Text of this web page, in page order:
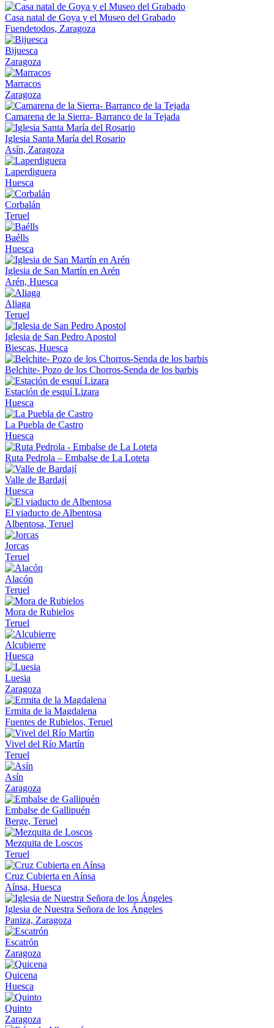
Casa natal de Goya y el Museo del Grabado
Fuendetodos, Zaragoza
Bijuesca
Zaragoza
Marracos
Zaragoza
Camarena de la Sierra- Barranco de la Tejada
Iglesia Santa María del Rosario
Asín, Zaragoza
Laperdiguera
Huesca
Corbalán
Teruel
Baélls
Huesca
Iglesia de San Martín en Arén
Arén, Huesca
Aliaga
Teruel
Iglesia de San Pedro Apostol
Biescas, Huesca
Belchite- Pozo de los Chorros-Senda de los barbis
Estación de esquí Lizara
Huesca
La Puebla de Castro
Huesca
Ruta Pedrola – Embalse de La Loteta
Valle de Bardají
Huesca
El viaducto de Albentosa
Albentosa, Teruel
Jorcas
Teruel
Alacón
Teruel
Mora de Rubielos
Teruel
Alcubierre
Huesca
Luesia
Zaragoza
Ermita de la Magdalena
Fuentes de Rubielos, Teruel
Vivel del Río Martín
Teruel
Asín
Zaragoza
Embalse de Gallipuén
Berge, Teruel
Mezquita de Loscos
Teruel
Cruz Cubierta en Aínsa
Aínsa, Huesca
Iglesia de Nuestra Señora de los Ángeles
Paniza, Zaragoza
Escatrón
Zaragoza
Quicena
Huesca
Quinto
Zaragoza